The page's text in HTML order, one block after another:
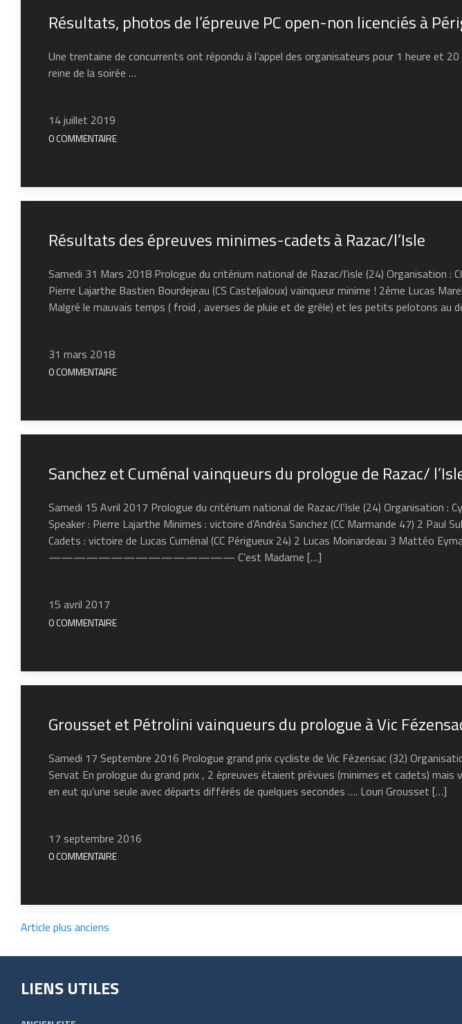
Résultats, photos de l’épreuve PC open-non licenciés à
Une trentaine de concurrents ont répondu à l’appel des organisateurs pour 1 heure et
reine de la soirée …
14 juillet 2019
0 COMMENTAIRE
Résultats des épreuves minimes-cadets à Razac/l’Isle
Samedi 31 Mars 2018 Prologue du critérium national de Razac/l’isle (24) Organisation :
Pierre Lajarthe Bastien Bourdejeau (CS Casteljaloux) vainqueur minime ! 2ème Lucas
Malgré le mauvais temps ( froid , averses de pluie et de grêle) et les petits pelotons au
31 mars 2018
0 COMMENTAIRE
Sanchez et Cuménal vainqueurs du prologue de Razac/
Samedi 15 Avril 2017 Prologue du critérium national de Razac/l’Isle (24) Organisation :
Speaker : Pierre Lajarthe Minimes : victoire d’Andréa Sanchez (CC Marmande 47) 2 Paul
Cadets : victoire de Lucas Cuménal (CC Périgueux 24) 2 Lucas Moinardeau 3 Mattéo
——————————————— C’est Madame […]
15 avril 2017
0 COMMENTAIRE
Grousset et Pétrolini vainqueurs du prologue à Vic
Samedi 17 Septembre 2016 Prologue grand prix cycliste de Vic Fézensac (32)
Servat En prologue du grand prix , 2 épreuves étaient prévues (minimes et cadets) mais
en eut qu’une seule avec départs différés de quelques secondes …. Louri Grousset […]
17 septembre 2016
0 COMMENTAIRE
Article plus anciens
LIENS UTILES